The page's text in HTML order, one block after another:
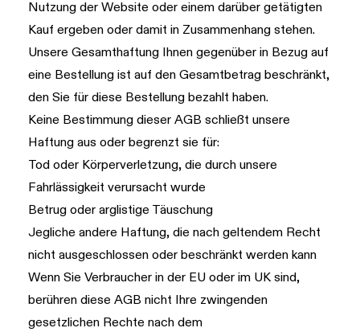
Nutzung der Website oder einem darüber getätigten
Kauf ergeben oder damit in Zusammenhang stehen.
Unsere Gesamthaftung Ihnen gegenüber in Bezug auf
eine Bestellung ist auf den Gesamtbetrag beschränkt,
den Sie für diese Bestellung bezahlt haben.
Keine Bestimmung dieser AGB schließt unsere
Haftung aus oder begrenzt sie für:
Tod oder Körperverletzung, die durch unsere
Fahrlässigkeit verursacht wurde
Betrug oder arglistige Täuschung
Jegliche andere Haftung, die nach geltendem Recht
nicht ausgeschlossen oder beschränkt werden kann
Wenn Sie Verbraucher in der EU oder im UK sind,
berühren diese AGB nicht Ihre zwingenden
gesetzlichen Rechte nach dem